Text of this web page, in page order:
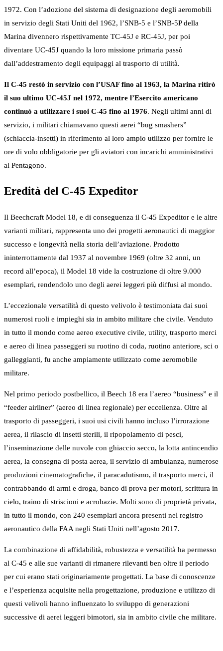
1972. Con l’adozione del sistema di designazione degli aeromobili
in servizio degli Stati Uniti del 1962, l’SNB-5 e l’SNB-5P della
Marina divennero rispettivamente TC-45J e RC-45J, per poi
diventare UC-45J quando la loro missione primaria passò
dall’addestramento degli equipaggi al trasporto di utilità.
Il C-45 restò in servizio con l’USAF fino al 1963, la Marina ritirò
il suo ultimo UC-45J nel 1972, mentre l’Esercito americano
continuò a utilizzare i suoi C-45 fino al 1976. Negli ultimi anni di
servizio, i militari chiamavano questi aerei “bug smashers”
(schiaccia-insetti) in riferimento al loro ampio utilizzo per fornire le
ore di volo obbligatorie per gli aviatori con incarichi amministrativi
al Pentagono.
Eredità del C-45 Expeditor
Il Beechcraft Model 18, e di conseguenza il C-45 Expeditor e le altre
varianti militari, rappresenta uno dei progetti aeronautici di maggior
successo e longevità nella storia dell’aviazione. Prodotto
ininterrottamente dal 1937 al novembre 1969 (oltre 32 anni, un
record all’epoca), il Model 18 vide la costruzione di oltre 9.000
esemplari, rendendolo uno degli aerei leggeri più diffusi al mondo.
L’eccezionale versatilità di questo velivolo è testimoniata dai suoi
numerosi ruoli e impieghi sia in ambito militare che civile. Venduto
in tutto il mondo come aereo executive civile, utility, trasporto merci
e aereo di linea passeggeri su ruotino di coda, ruotino anteriore, sci o
galleggianti, fu anche ampiamente utilizzato come aeromobile
militare.
Nel primo periodo postbellico, il Beech 18 era l’aereo “business” e il
“feeder airliner” (aereo di linea regionale) per eccellenza. Oltre al
trasporto di passeggeri, i suoi usi civili hanno incluso l’irrorazione
aerea, il rilascio di insetti sterili, il ripopolamento di pesci,
l’inseminazione delle nuvole con ghiaccio secco, la lotta antincendio
aerea, la consegna di posta aerea, il servizio di ambulanza, numerose
produzioni cinematografiche, il paracadutismo, il trasporto merci, il
contrabbando di armi e droga, banco di prova per motori, scrittura in
cielo, traino di striscioni e acrobazie. Molti sono di proprietà privata,
in tutto il mondo, con 240 esemplari ancora presenti nel registro
aeronautico della FAA negli Stati Uniti nell’agosto 2017.
La combinazione di affidabilità, robustezza e versatilità ha permesso
al C-45 e alle sue varianti di rimanere rilevanti ben oltre il periodo
per cui erano stati originariamente progettati. La base di conoscenze
e l’esperienza acquisite nella progettazione, produzione e utilizzo di
questi velivoli hanno influenzato lo sviluppo di generazioni
successive di aerei leggeri bimotori, sia in ambito civile che militare.